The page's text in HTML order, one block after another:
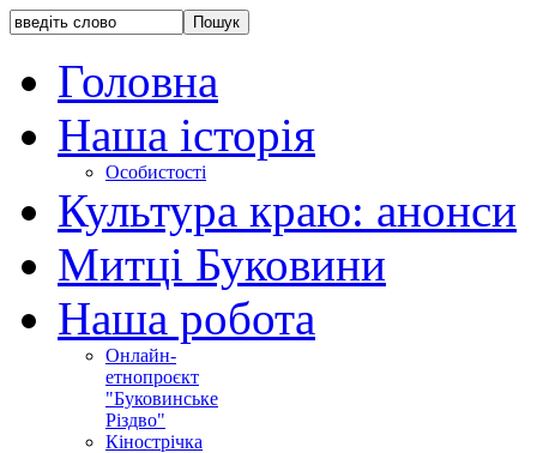
Головна
Наша історія
Особистості
Культура краю: анонси
Митці Буковини
Наша робота
Онлайн-
етнопроєкт
"Буковинське
Різдво"
Кінострічка